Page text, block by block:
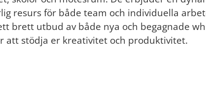
resurs för både team och individuella
brett utbud av både nya och begagnade
att stödja er kreativitet och produktivitet.